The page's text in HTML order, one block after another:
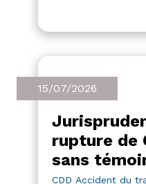
15/07/2026
rupture de
sans
CDD Accident du